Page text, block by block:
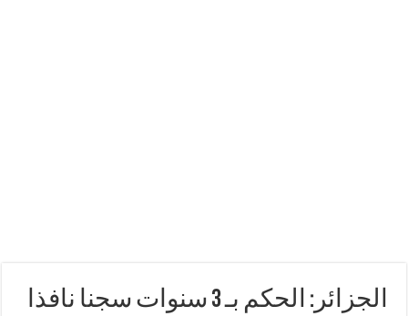
الجزائر: الحكم بـ 3 سنوات سجنا نافذا